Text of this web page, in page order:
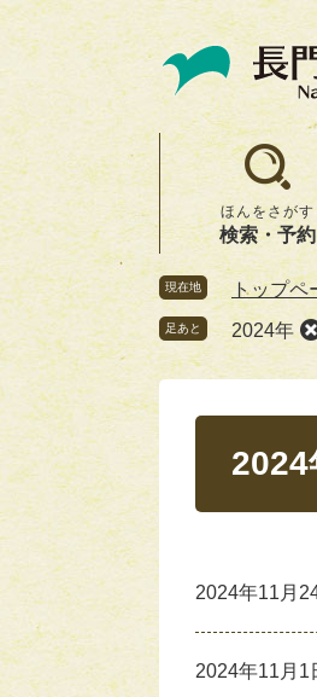
ペ
ー
先
頭
で
す。
メ
ニ
を
飛
ば
し
て
本
文
ほんをさがす
検索・予約
現在地 トップペ
足あと 2024年
2024
2024年11月
2024年11月1